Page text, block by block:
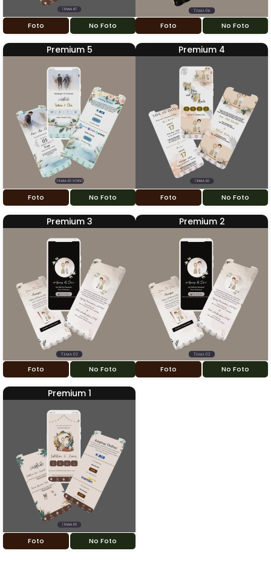
Foto No Foto Foto No Foto
Premium 5
Foto No Foto
Premium 4
Foto No Foto
Premium 3
Foto No Foto
Premium 2
Foto No Foto
Premium 1
Foto No Foto